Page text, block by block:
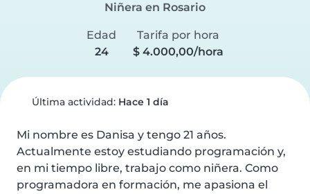
Niñera en Rosario
Edad
24
Tarifa por hora
$ 4.000,00/hora
Última actividad: Hace 1 día
Mi nombre es Danisa y tengo 21 años.
Actualmente estoy estudiando programación y,
en mi tiempo libre, trabajo como niñera. Como
programadora en formación, me apasiona el